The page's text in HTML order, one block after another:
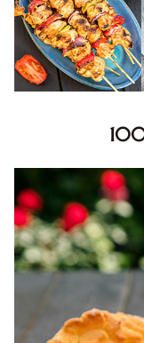
dietetice. Idei